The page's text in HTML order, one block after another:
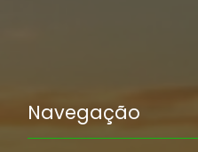
Navegação